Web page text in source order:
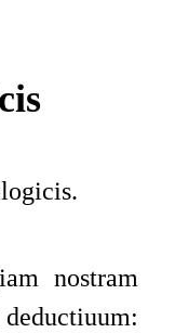
nostram
deductiuum: